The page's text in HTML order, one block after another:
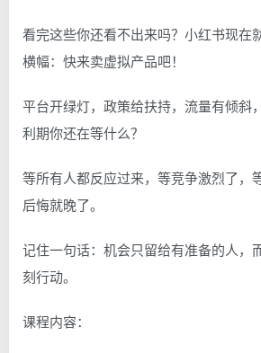
看完这些你还看不出来吗？小红书现在
横幅：快来卖虚拟产品吧！
平台开绿灯，政策给扶持，流量有倾斜
利期你还在等什么？
等所有人都反应过来，等竞争激烈了，
后悔就晚了。
记住一句话：机会只留给有准备的人，
刻行动。
课程内容：